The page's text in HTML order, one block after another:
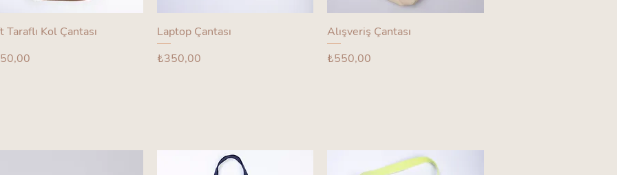
Taraflı Kol Çantası
Laptop Çantası
Fiyat
₺350,00
Alışveriş Çantası
Fiyat
₺550,00